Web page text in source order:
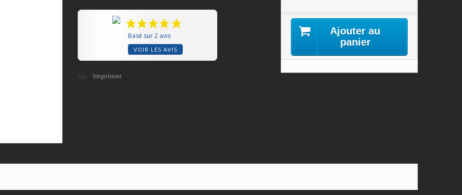
Basé sur 2 avis
VOIR LES AVIS
Imprimer
Ajouter au
panier